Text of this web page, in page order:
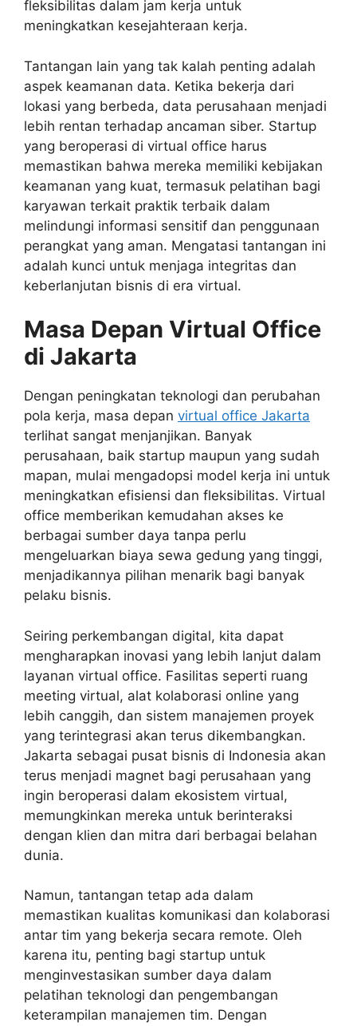
fleksibilitas dalam jam kerja untuk
meningkatkan kesejahteraan kerja.
Tantangan lain yang tak kalah penting adalah
aspek keamanan data. Ketika bekerja dari
lokasi yang berbeda, data perusahaan menjadi
lebih rentan terhadap ancaman siber. Startup
yang beroperasi di virtual office harus
memastikan bahwa mereka memiliki kebijakan
keamanan yang kuat, termasuk pelatihan bagi
karyawan terkait praktik terbaik dalam
melindungi informasi sensitif dan penggunaan
perangkat yang aman. Mengatasi tantangan ini
adalah kunci untuk menjaga integritas dan
keberlanjutan bisnis di era virtual.
Masa Depan Virtual Office
di Jakarta
Dengan peningkatan teknologi dan perubahan
pola kerja, masa depan virtual office Jakarta
terlihat sangat menjanjikan. Banyak
perusahaan, baik startup maupun yang sudah
mapan, mulai mengadopsi model kerja ini untuk
meningkatkan efisiensi dan fleksibilitas. Virtual
office memberikan kemudahan akses ke
berbagai sumber daya tanpa perlu
mengeluarkan biaya sewa gedung yang tinggi,
menjadikannya pilihan menarik bagi banyak
pelaku bisnis.
Seiring perkembangan digital, kita dapat
mengharapkan inovasi yang lebih lanjut dalam
layanan virtual office. Fasilitas seperti ruang
meeting virtual, alat kolaborasi online yang
lebih canggih, dan sistem manajemen proyek
yang terintegrasi akan terus dikembangkan.
Jakarta sebagai pusat bisnis di Indonesia akan
terus menjadi magnet bagi perusahaan yang
ingin beroperasi dalam ekosistem virtual,
memungkinkan mereka untuk berinteraksi
dengan klien dan mitra dari berbagai belahan
dunia.
Namun, tantangan tetap ada dalam
memastikan kualitas komunikasi dan kolaborasi
antar tim yang bekerja secara remote. Oleh
karena itu, penting bagi startup untuk
menginvestasikan sumber daya dalam
pelatihan teknologi dan pengembangan
keterampilan manajemen tim. Dengan